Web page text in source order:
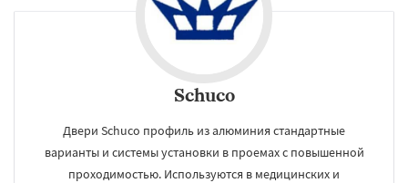
Schuco
Двери Schuco профиль из алюминия стандартные
варианты и системы установки в проемах с повышенной
проходимостью. Используются в медицинских и